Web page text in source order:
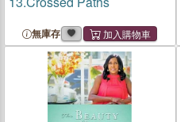
無庫存